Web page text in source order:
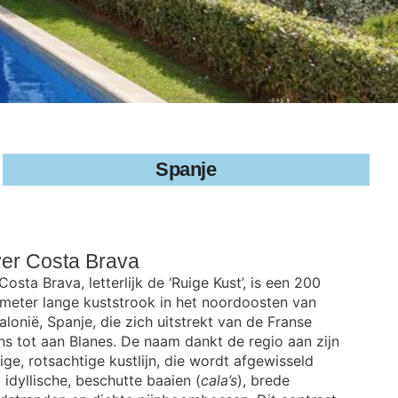
Spanje
Costa Brava
Brava, letterlijk de ‘Ruige Kust’, is een 200
lange kuststrook in het noordoosten van
Spanje, die zich uitstrekt van de Franse
tot aan Blanes. De naam dankt de regio aan zijn
rotsachtige kustlijn, die wordt afgewisseld
idyllische, beschutte baaien (cala’s), brede